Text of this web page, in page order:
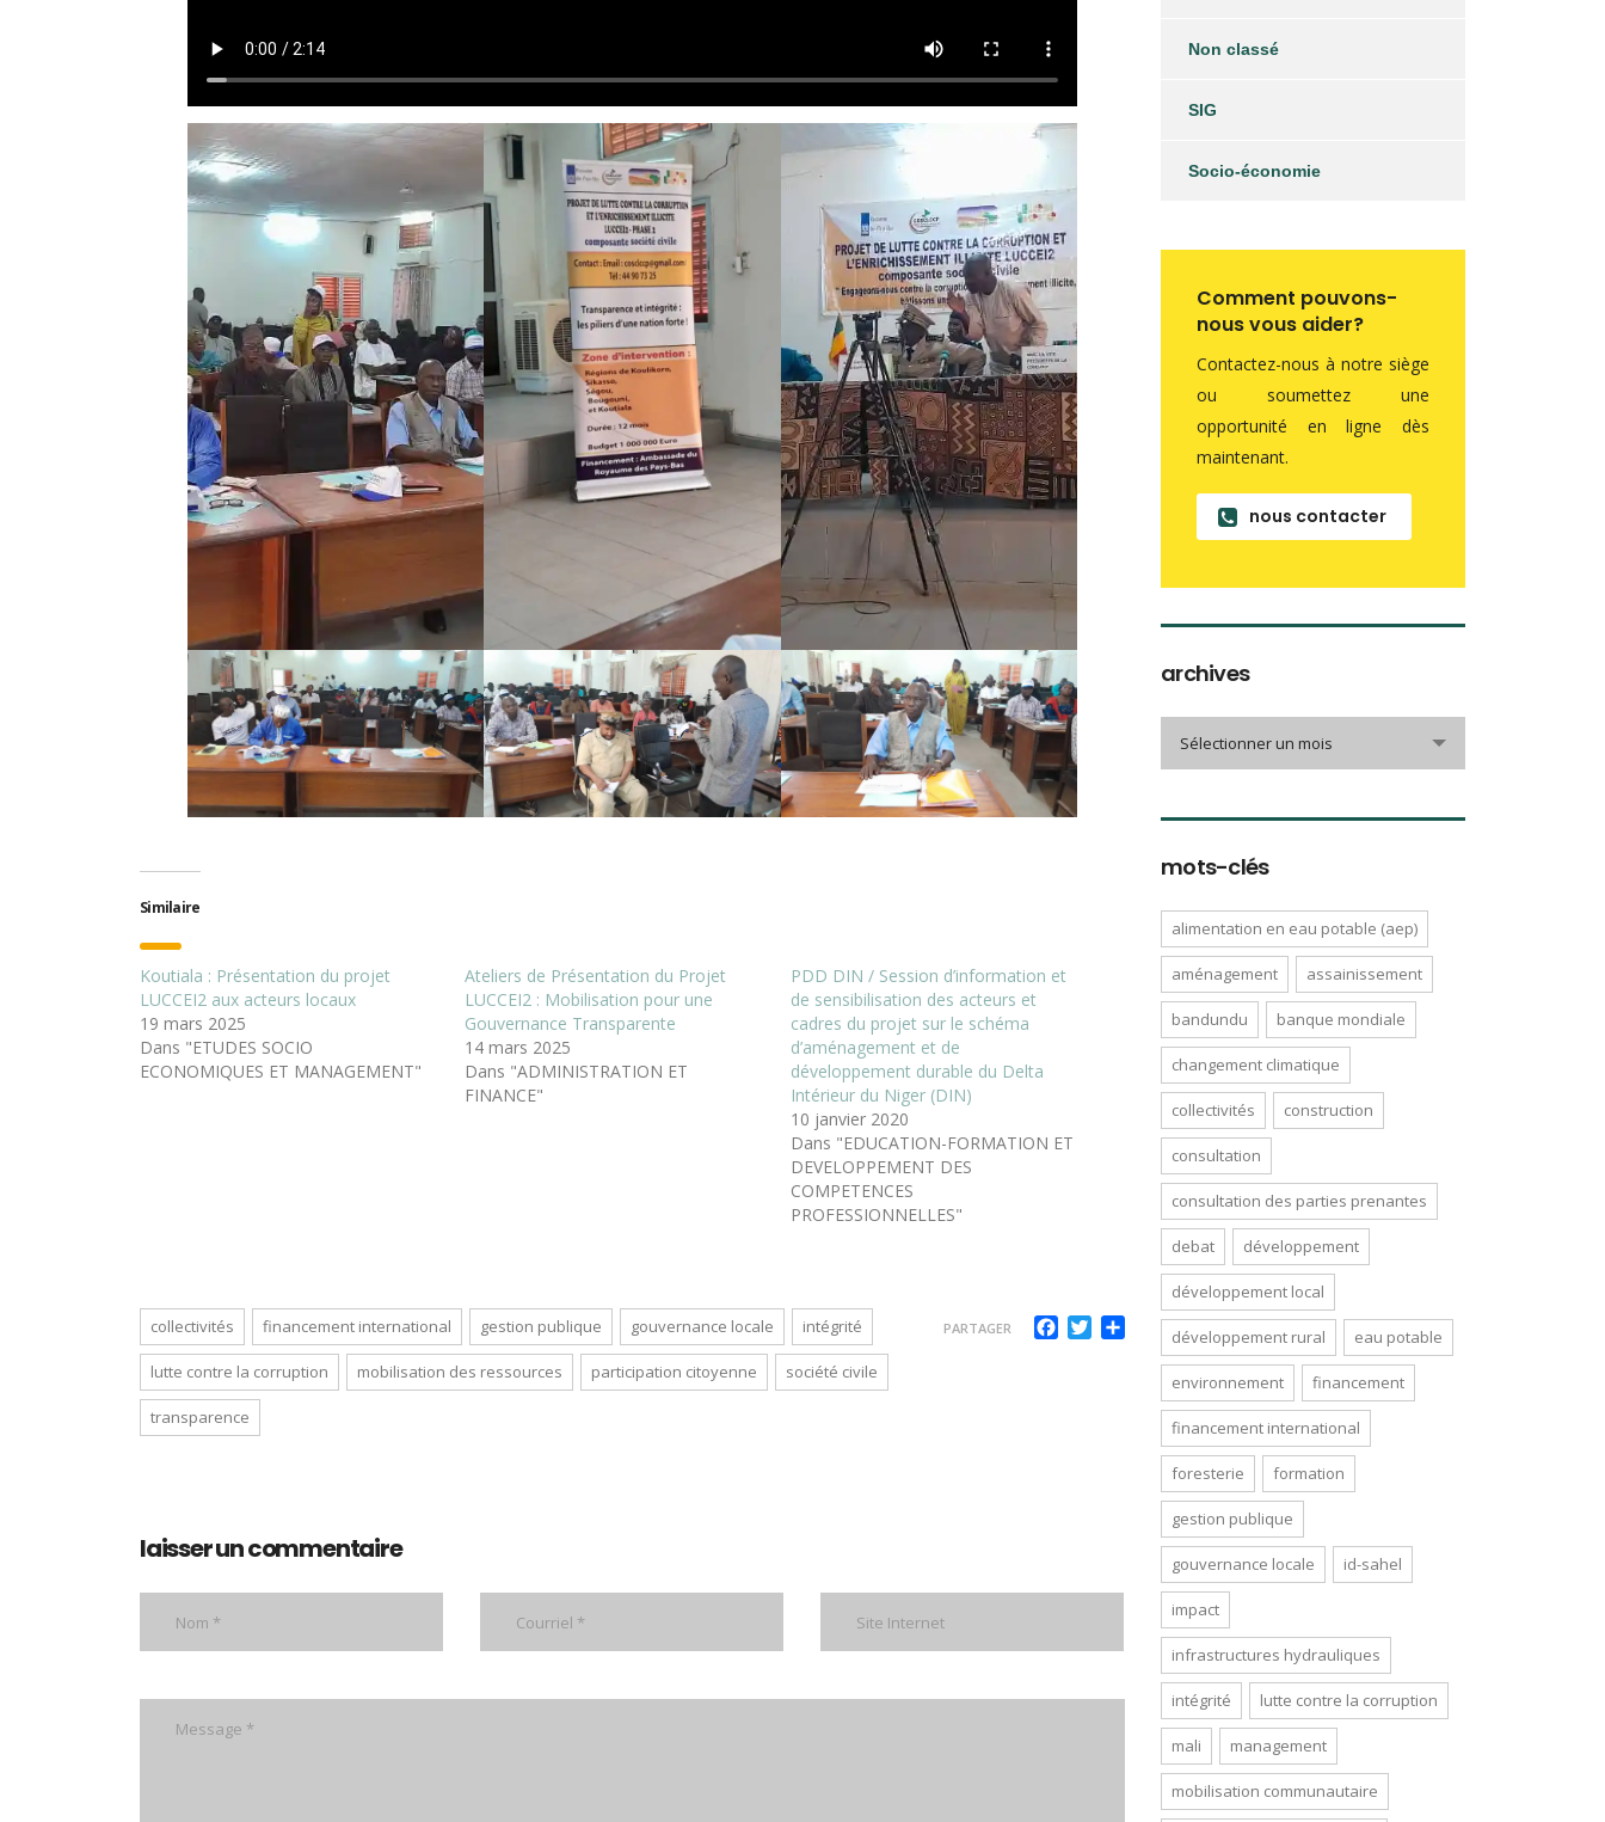
Similaire
Koutiala : Présentation du projet
LUCCEI2 aux acteurs locaux
19 mars 2025
Dans "ETUDES SOCIO
ECONOMIQUES ET MANAGEMENT"
Ateliers de Présentation du Projet
LUCCEI2 : Mobilisation pour une
Gouvernance Transparente
14 mars 2025
Dans "ADMINISTRATION ET
FINANCE"
PDD DIN / Session d’information et
de sensibilisation des acteurs et
cadres du projet sur le schéma
d’aménagement et de
développement durable du Delta
Intérieur du Niger (DIN)
10 janvier 2020
Dans "EDUCATION-FORMATION ET
DEVELOPPEMENT DES
COMPETENCES
PROFESSIONNELLES"
collectivités financement international gestion publique gouvernance locale intégrité
lutte contre la corruption mobilisation des ressources participation citoyenne société civile
transparence
PARTAGER Facebook
TwitterPartager
laisser un commentaire
Non classé
SIG
Socio-économie
Comment pouvons-
nous vous aider?
Contactez-nous à notre siège
ou soumettez une
opportunité en ligne dès
maintenant.
nous contacter
archives
Sélectionner un mois
mots-clés
alimentation en eau potable (aep)
aménagement assainissement
bandundu banque mondiale
changement climatique
collectivités construction
consultation
consultation des parties prenantes
debat développement
développement local
développement rural eau potable
environnement financement
financement international
foresterie formation
gestion publique
gouvernance locale id-sahel
impact
infrastructures hydrauliques
intégrité lutte contre la corruption
mali management
mobilisation communautaire